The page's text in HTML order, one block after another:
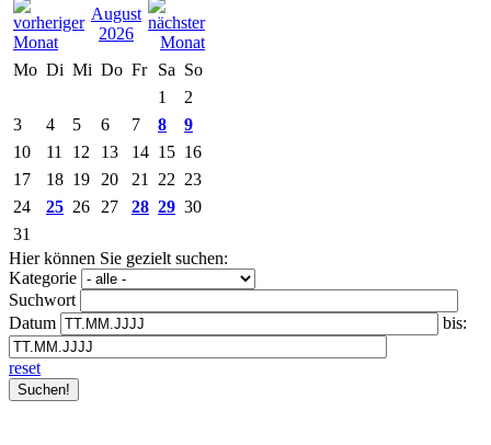
August
2026
Mo Di Mi Do Fr Sa So
1
2
3
4 5 6 7 8
9
10
11 12 13 14 15 16
17
18 19 20 21 22 23
24
25 26 27 28 29 30
31
Hier können Sie gezielt suchen:
Kategorie
Suchwort
Datum
bis:
reset